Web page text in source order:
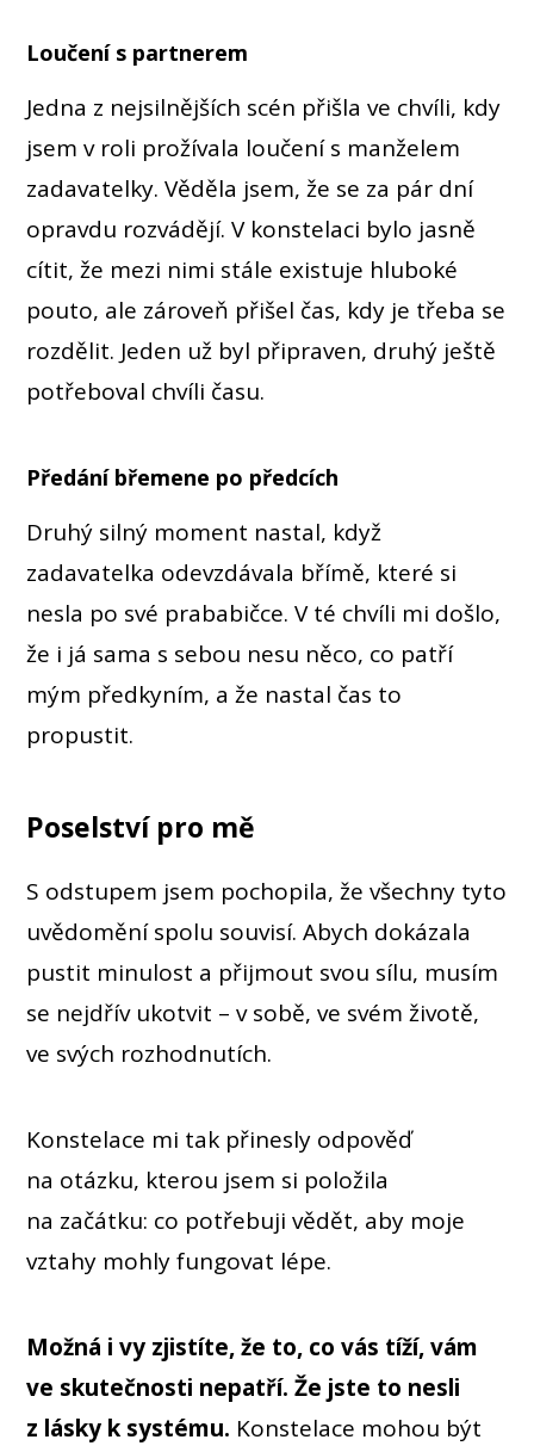
Loučení s partnerem
Jedna z nejsilnějších scén přišla ve chvíli, kdy
jsem v roli prožívala loučení s manželem
zadavatelky. Věděla jsem, že se za pár dní
opravdu rozvádějí. V konstelaci bylo jasně
cítit, že mezi nimi stále existuje hluboké
pouto, ale zároveň přišel čas, kdy je třeba se
rozdělit. Jeden už byl připraven, druhý ještě
potřeboval chvíli času.
Předání břemene po předcích
Druhý silný moment nastal, když
zadavatelka odevzdávala břímě, které si
nesla po své prababičce. V té chvíli mi došlo,
že i já sama s sebou nesu něco, co patří
mým předkyním, a že nastal čas to
propustit.
Poselství pro mě
S odstupem jsem pochopila, že všechny tyto
uvědomění spolu souvisí. Abych dokázala
pustit minulost a přijmout svou sílu, musím
se nejdřív ukotvit – v sobě, ve svém životě,
ve svých rozhodnutích.
Konstelace mi tak přinesly odpověď
na otázku, kterou jsem si položila
na začátku: co potřebuji vědět, aby moje
vztahy mohly fungovat lépe.
Možná i vy zjistíte, že to, co vás tíží, vám
ve skutečnosti nepatří. Že jste to nesli
z lásky k systému. Konstelace mohou být